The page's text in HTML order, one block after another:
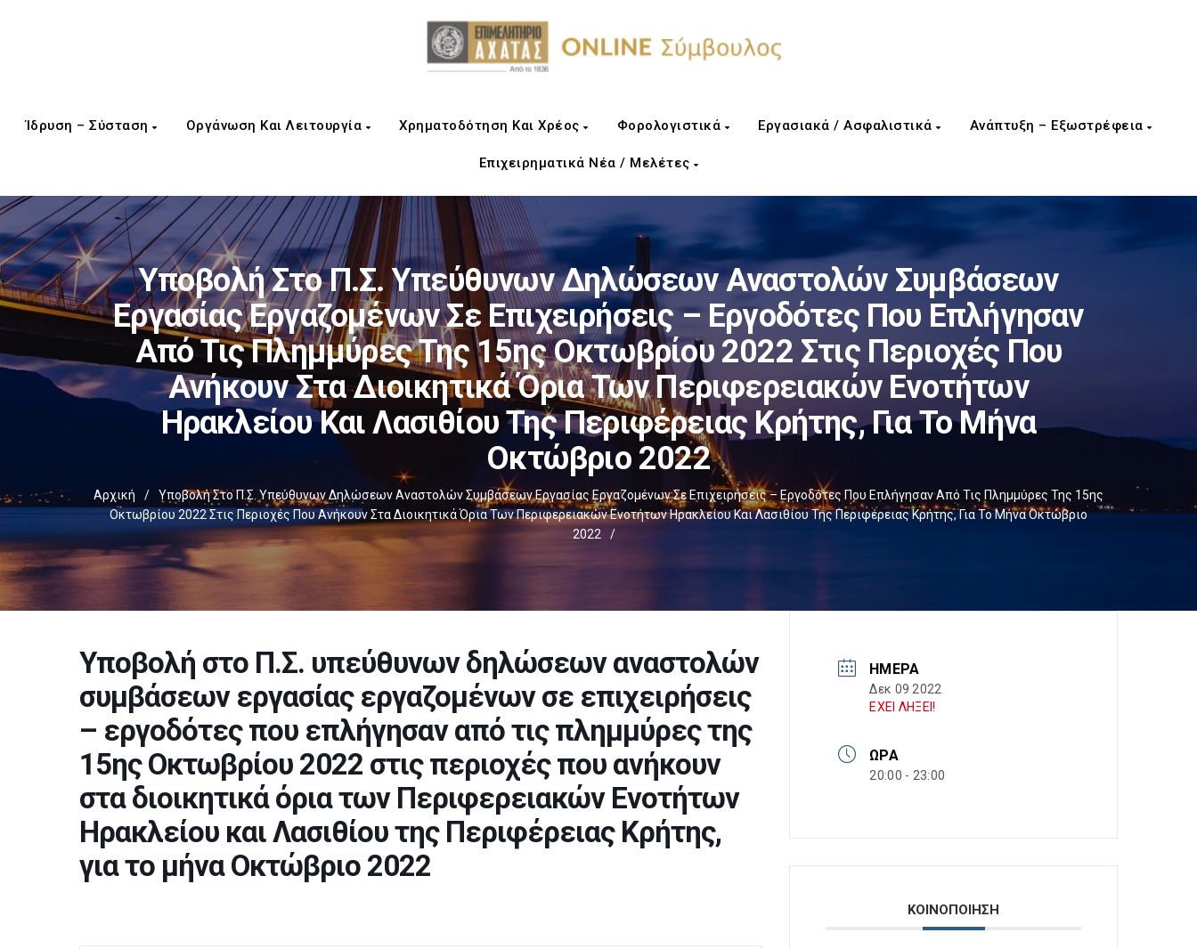
Ίδρυση – Σύσταση Οργάνωση Και Λειτουργία Χρηματοδότηση Και Χρέος Φορολογιστικά Εργασιακά / Ασφαλιστικά Ανάπτυξη – Εξωστρέφεια
Επιχειρηματικά Νέα / Μελέτες
Υποβολή Στο Π.Σ. Υπεύθυνων Δηλώσεων Αναστολών Συμβάσεων
Εργασίας Εργαζομένων Σε Επιχειρήσεις – Εργοδότες Που Επλήγησαν
Από Τις Πλημμύρες Της 15ης Οκτωβρίου 2022 Στις Περιοχές Που
Ανήκουν Στα Διοικητικά Όρια Των Περιφερειακών Ενοτήτων
Ηρακλείου Και Λασιθίου Της Περιφέρειας Κρήτης, Για Το Μήνα
Οκτώβριο 2022
Αρχική /
Υποβολή Στο Π.Σ. Υπεύθυνων Δηλώσεων Αναστολών Συμβάσεων Εργασίας Εργαζομένων Σε Επιχειρήσεις – Εργοδότες Που Επλήγησαν Από Τις Πλημμύρες Της 15ης
Οκτωβρίου 2022 Στις Περιοχές Που Ανήκουν Στα Διοικητικά Όρια Των Περιφερειακών Ενοτήτων Ηρακλείου Και Λασιθίου Της Περιφέρειας Κρήτης, Για Το Μήνα Οκτώβριο
2022
/
Υποβολή στο Π.Σ. υπεύθυνων δηλώσεων αναστολών
συμβάσεων εργασίας εργαζομένων σε επιχειρήσεις
– εργοδότες που επλήγησαν από τις πλημμύρες της
15ης Οκτωβρίου 2022 στις περιοχές που ανήκουν
στα διοικητικά όρια των Περιφερειακών Ενοτήτων
Ηρακλείου και Λασιθίου της Περιφέρειας Κρήτης,
για το μήνα Οκτώβριο 2022
ΗΜΈΡΑ
Δεκ 09 2022
ΕΧΕΙ ΛΗΞΕΙ!
ΏΡΑ
20:00 - 23:00
ΚΟΙΝΟΠΟΙΗΣΗ